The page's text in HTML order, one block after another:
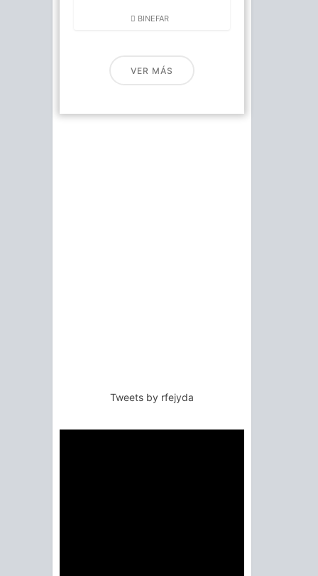
BINEFAR
VER MÁS
Tweets by rfejyda